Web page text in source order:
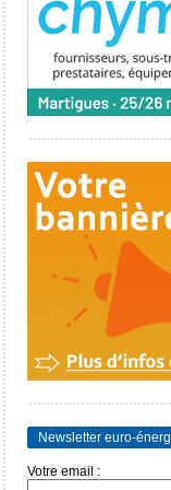
Newsletter euro-
Votre email :